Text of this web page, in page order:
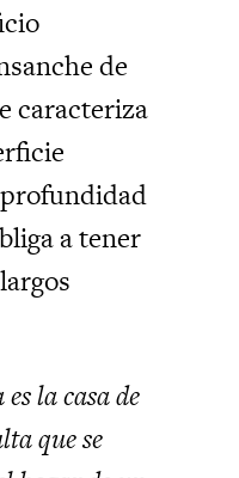
de
caracteriza
a tener
la casa de
que se